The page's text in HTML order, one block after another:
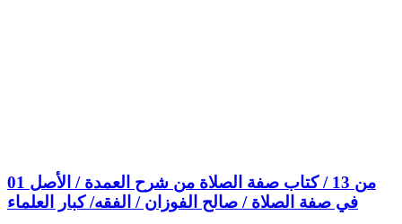
01 من 13 / كتاب صفة الصلاة من شرح العمدة / الأصل
في صفة الصلاة / صالح الفوزان / الفقه/ كبار العلماء